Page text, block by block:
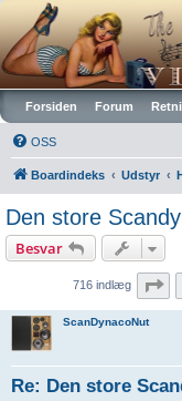
Vintagehifi.dk
Forsiden Forum
OSS
Boardindeks Udstyr
Den store
Besvar
716 indlæg
ScanDynacoNut
Re: Den store